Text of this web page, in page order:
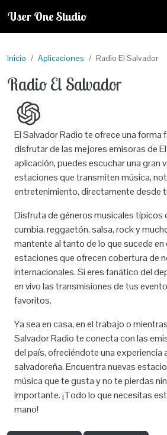
User One Studio
Inicio Aplicaciones Radio El Salvador
Radio El Salvador
El Salvador Radio te ofrece una forma
disfrutar de las mejores emisoras de
aplicación, puedes escuchar una gran
estaciones que transmiten música,
entretenimiento, directamente desde
Disfruta de géneros musicales típicos
cumbia, reggaetón, salsa, rock y
mantente al tanto de lo que sucede en
estaciones que ofrecen cobertura de
internacionales. Si eres fanático del
en vivo las transmisiones de tus
favoritos.
Ya sea en casa, en el trabajo o
Salvador Radio te conecta con las
del país, ofreciéndote una experiencia
salvadoreña. Encuentra nuevas
música que te gusta y no te pierdas
importante. ¡Todo lo que necesitas
mano!